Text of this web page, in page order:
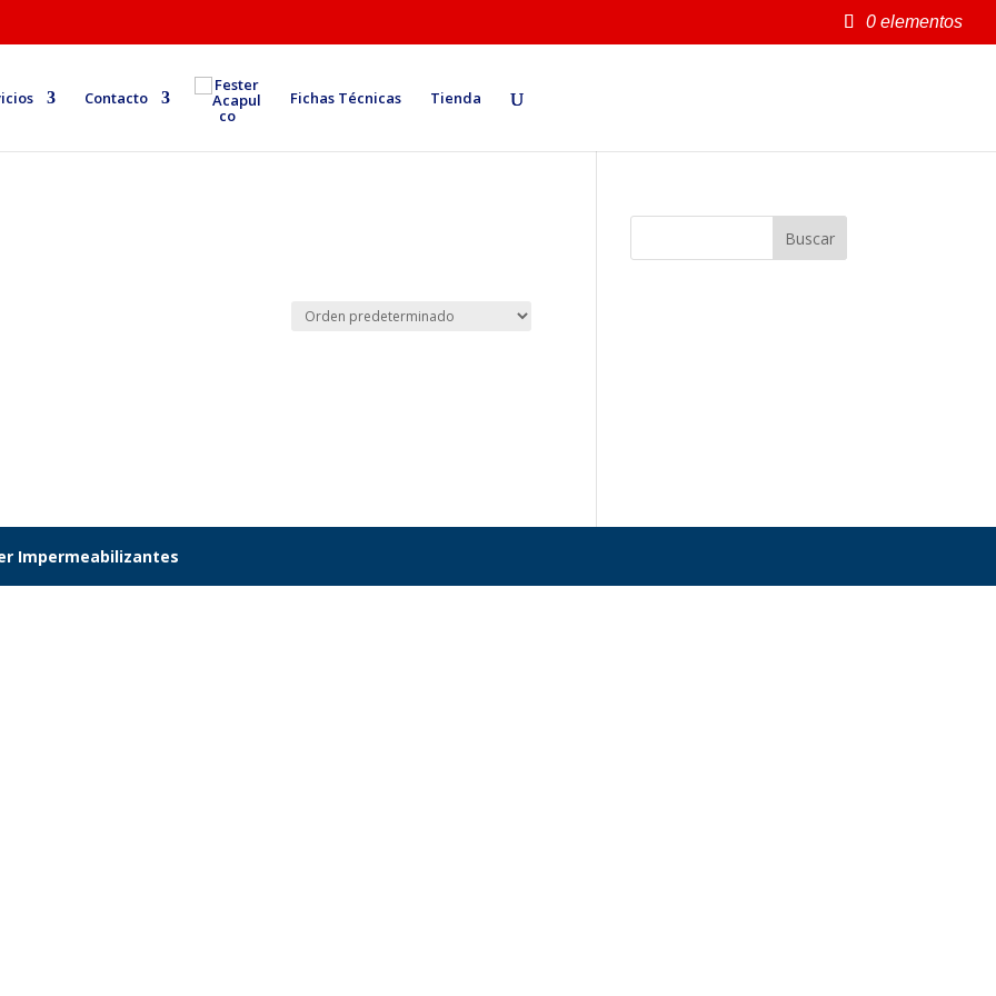
0 elementos
Contacto Fichas Técnicas Tienda
Impermeabilizantes